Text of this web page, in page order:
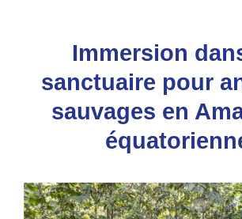
Immersion
sanctuaire pour
sauvages en